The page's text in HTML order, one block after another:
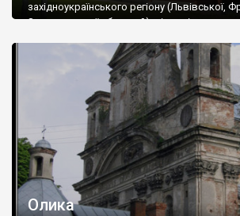
західноукраїнського регіону (Львівської,
Закарпатської областей), відповідно, де
Олика